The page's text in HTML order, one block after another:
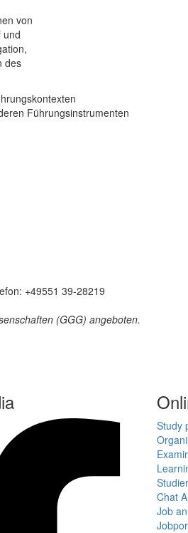
von
und
des
Führungsinstrumenten
+49551 39-28219
(GGG) angeboten.
Study
Chat
Job